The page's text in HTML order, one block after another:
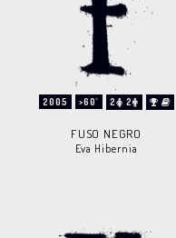
2005 >60' 2 2
FUSO NEGRO
Eva Hibernia